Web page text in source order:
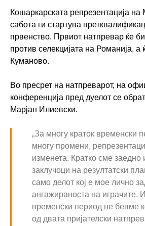
Кошаркарската репрезентација на
сабота ги стартува
првенство. Првиот натпревар ќе
против селекцијата на Романија, а
Куманово.
Во пресрет на натпреварот, на
конференција пред дуелот се
Марјан Илиевски.
„За многу краток временски
многу промени,
изменета. Кратко сме заедно
заклучоци на резултатски
само делот кој е мое лично
ангажираноста на играчите.
временски период не бевме
од двата пријателски